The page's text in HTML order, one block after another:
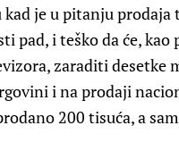
je u pitanju
pad, i teško da će,
zaraditi desetke
i na prodaji
200 tisuća, a